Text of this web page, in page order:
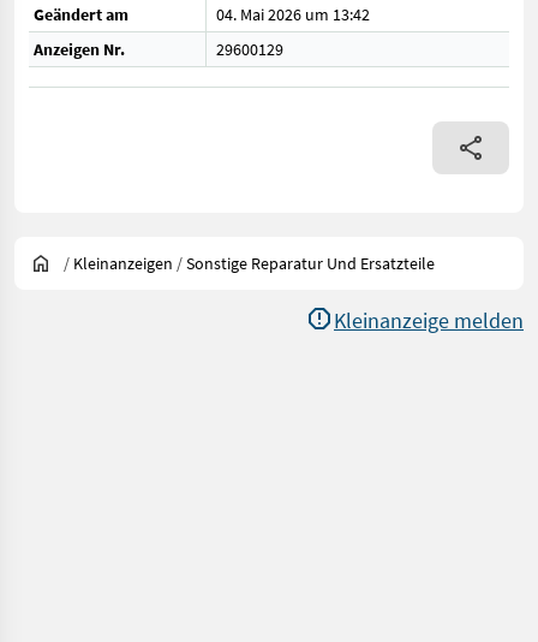
Geändert am
04. Mai 2026 um 13:42
Anzeigen Nr.
29600129
/ Kleinanzeigen /Sonstige Reparatur Und Ersatzteile
Kleinanzeige melden